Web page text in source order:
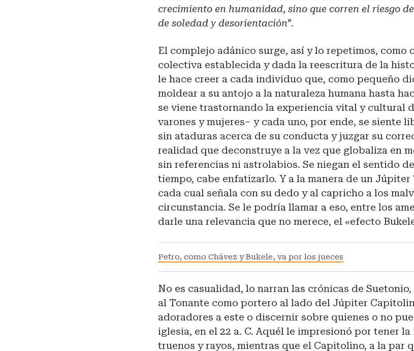
crecimiento en humanidad, sino que corren el riesgo
de soledad y desorientación”.
El complejo adánico surge, así y lo repetimos, como
colectiva establecida y dada la reescritura de la
le hace creer a cada individuo que, como pequeño
moldear a su antojo a la naturaleza humana hasta
se viene trastornando la experiencia vital y cultural
varones y mujeres– y cada uno, por ende, se siente
sin ataduras acerca de su conducta y juzgar su
realidad que deconstruye a la vez que globaliza en
sin referencias ni astrolabios. Se niegan el sentido
tiempo, cabe enfatizarlo. Y a la manera de un
cada cual señala con su dedo y al capricho a los
circunstancia. Se le podría llamar a eso, entre los
darle una relevancia que no merece, el «efecto
Petro, como Chávez y Bukele, va por los jueces
No es casualidad, lo narran las crónicas de
al Tonante como portero al lado del Júpiter
adoradores a este o discernir sobre quienes o no
iglesia, en el 22 a. C. Aquél le impresionó por tener
truenos y rayos, mientras que el Capitolino, a la par